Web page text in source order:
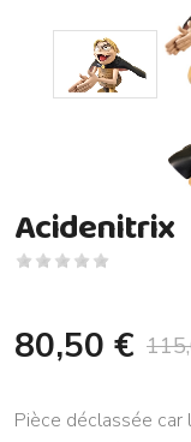
Acidenitrix
80,50 €
Pièce déclassée